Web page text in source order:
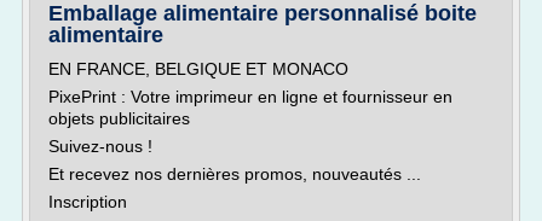
Emballage alimentaire personnalisé boite
alimentaire
EN FRANCE, BELGIQUE ET MONACO
PixePrint : Votre imprimeur en ligne et fournisseur en
objets publicitaires
Suivez-nous !
Et recevez nos dernières promos, nouveautés ...
Inscription